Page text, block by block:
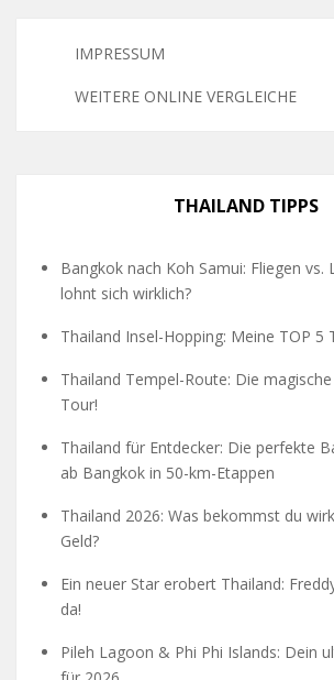
IMPRESSUM
WEITERE ONLINE VERGLEICHE
THAILAND TIPPS
Bangkok nach Koh Samui: Fliegen vs.
lohnt sich wirklich?
Thailand Insel-Hopping: Meine TOP 5
Thailand Tempel-Route: Die
Tour!
Thailand für Entdecker: Die perfekte
ab Bangkok in 50-km-Etappen
Thailand 2026: Was bekommst du
Geld?
Ein neuer Star erobert Thailand:
da!
Pileh Lagoon & Phi Phi Islands: Dein